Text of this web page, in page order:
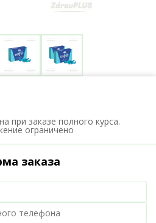
при заказе полного курса.
ограничено
заказа